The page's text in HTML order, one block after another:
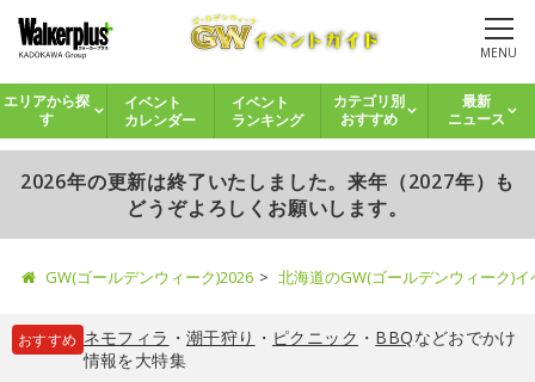
MENU
エリアから探
す
イベント
カレンダー
イベント
ランキング
カテゴリ別
おすすめ
最新
ニュース
2026年の更新は終了いたしました。来年（2027年）も
どうぞよろしくお願いします。
GW(ゴールデンウィーク)2026 北海道のGW(ゴールデンウィーク)
おすすめ ネモフィラ ・ 潮干狩り ・ ピクニック ・ BBQなどおでかけ
情報を大特集